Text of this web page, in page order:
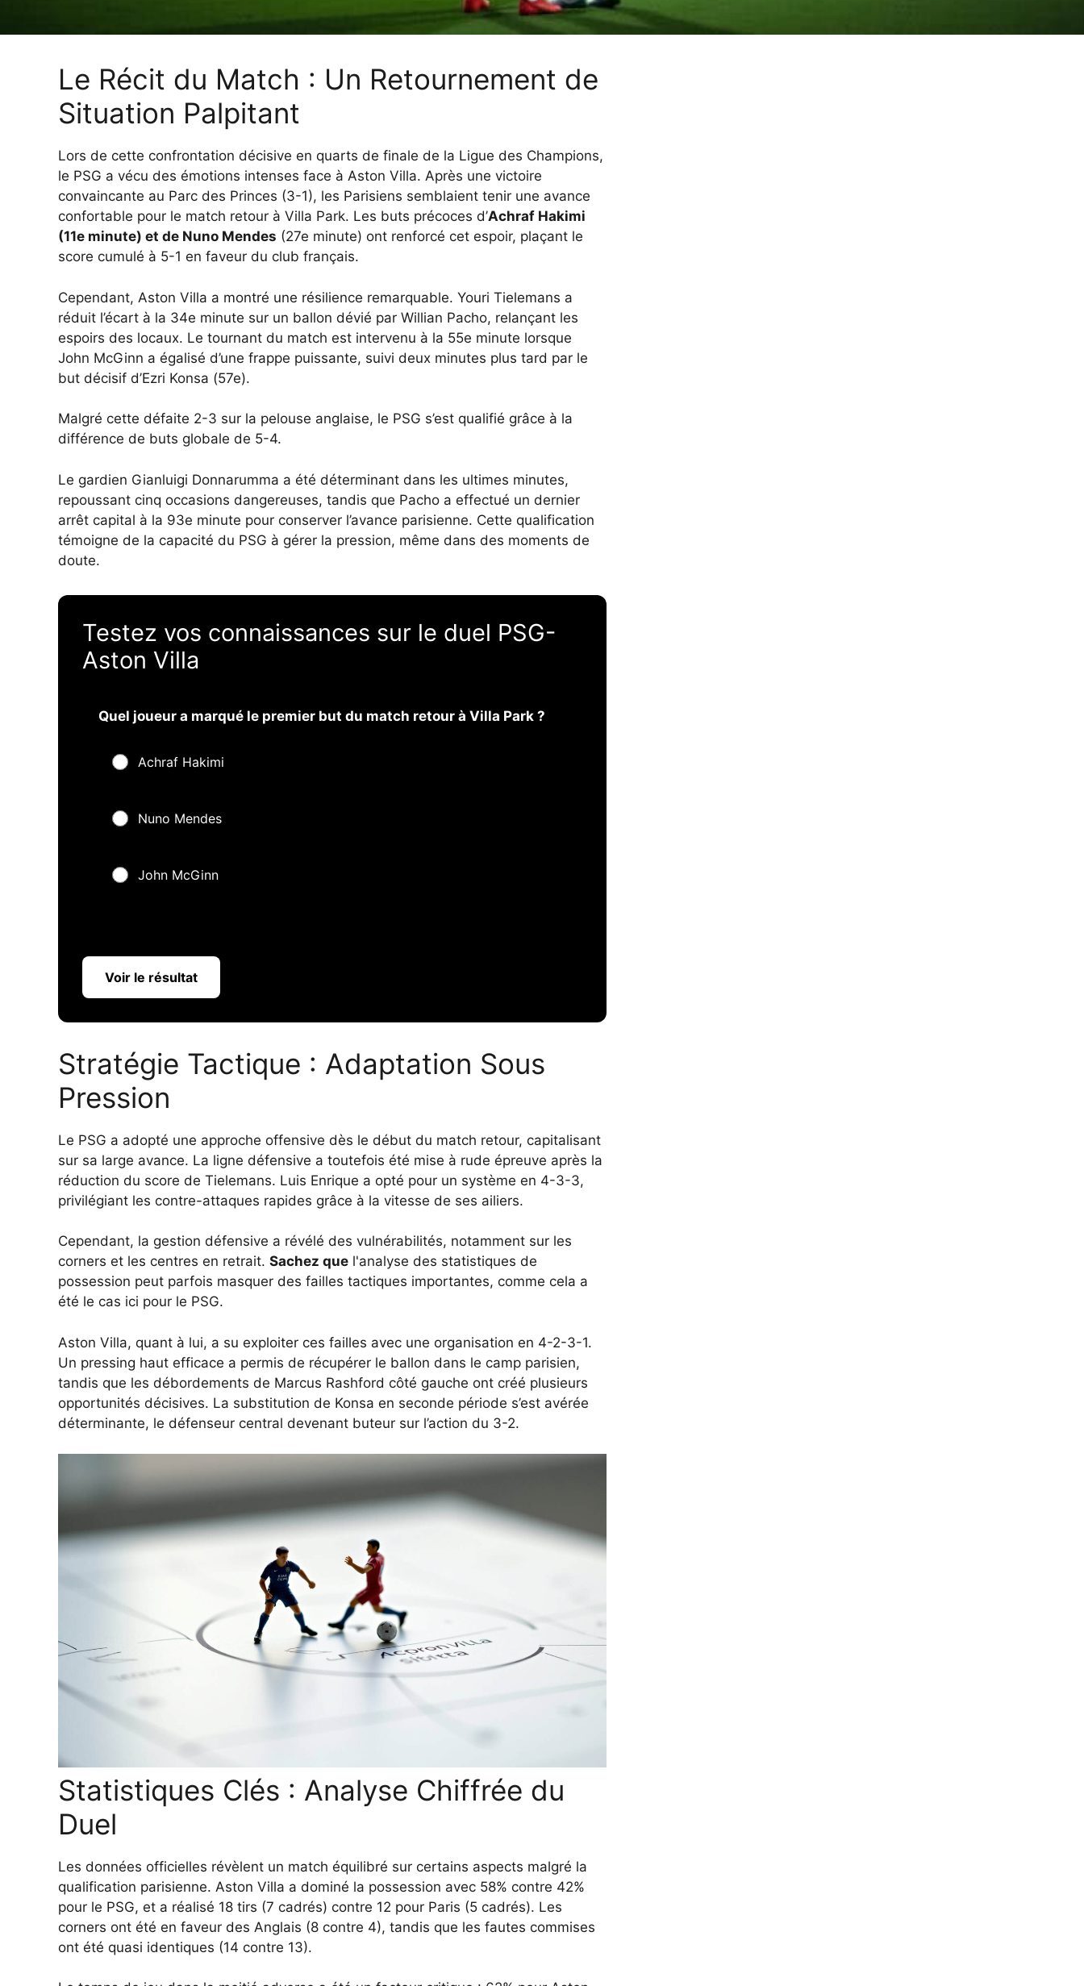
Le Récit du Match : Un Retournement de
Situation Palpitant
Lors de cette confrontation décisive en quarts de finale de la Ligue des Champions,
le PSG a vécu des émotions intenses face à Aston Villa. Après une victoire
convaincante au Parc des Princes (3-1), les Parisiens semblaient tenir une avance
confortable pour le match retour à Villa Park. Les buts précoces d’Achraf Hakimi
(11e minute) et de Nuno Mendes (27e minute) ont renforcé cet espoir, plaçant le
score cumulé à 5-1 en faveur du club français.
Cependant, Aston Villa a montré une résilience remarquable. Youri Tielemans a
réduit l’écart à la 34e minute sur un ballon dévié par Willian Pacho, relançant les
espoirs des locaux. Le tournant du match est intervenu à la 55e minute lorsque
John McGinn a égalisé d’une frappe puissante, suivi deux minutes plus tard par le
but décisif d’Ezri Konsa (57e).
Malgré cette défaite 2-3 sur la pelouse anglaise, le PSG s’est qualifié grâce à la
différence de buts globale de 5-4.
Le gardien Gianluigi Donnarumma a été déterminant dans les ultimes minutes,
repoussant cinq occasions dangereuses, tandis que Pacho a effectué un dernier
arrêt capital à la 93e minute pour conserver l’avance parisienne. Cette qualification
témoigne de la capacité du PSG à gérer la pression, même dans des moments de
doute.
Testez vos connaissances sur le duel PSG-
Aston Villa
Quel joueur a marqué le premier but du match retour à Villa Park ?
Achraf Hakimi
Nuno Mendes
John McGinn
Voir le résultat
Stratégie Tactique : Adaptation Sous
Pression
Le PSG a adopté une approche offensive dès le début du match retour, capitalisant
sur sa large avance. La ligne défensive a toutefois été mise à rude épreuve après la
réduction du score de Tielemans. Luis Enrique a opté pour un système en 4-3-3,
privilégiant les contre-attaques rapides grâce à la vitesse de ses ailiers.
Cependant, la gestion défensive a révélé des vulnérabilités, notamment sur les
corners et les centres en retrait. Sachez que l'analyse des statistiques de
possession peut parfois masquer des failles tactiques importantes, comme cela a
été le cas ici pour le PSG.
Aston Villa, quant à lui, a su exploiter ces failles avec une organisation en 4-2-3-1.
Un pressing haut efficace a permis de récupérer le ballon dans le camp parisien,
tandis que les débordements de Marcus Rashford côté gauche ont créé plusieurs
opportunités décisives. La substitution de Konsa en seconde période s’est avérée
déterminante, le défenseur central devenant buteur sur l’action du 3-2.
Statistiques Clés : Analyse Chiffrée du
Duel
Les données officielles révèlent un match équilibré sur certains aspects malgré la
qualification parisienne. Aston Villa a dominé la possession avec 58% contre 42%
pour le PSG, et a réalisé 18 tirs (7 cadrés) contre 12 pour Paris (5 cadrés). Les
corners ont été en faveur des Anglais (8 contre 4), tandis que les fautes commises
ont été quasi identiques (14 contre 13).